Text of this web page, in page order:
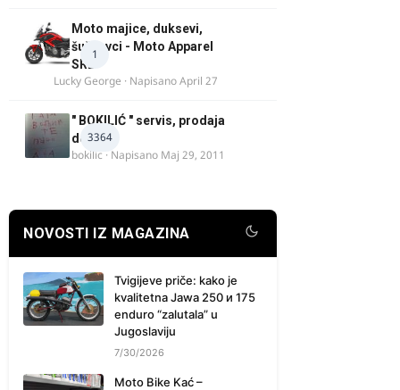
1
Moto majice, duksevi,
šuškavci - Moto Apparel
SRB
Lucky George · NapisanoApril 27
3364
" BOKILIĆ " servis, prodaja
delova
bokilic · Napisano Maj 29, 2011
NOVOSTI IZ MAGAZINA
Tvigijeve priče: kako je
kvalitetna Jawa 250 и 175
enduro “zalutala” u
Jugoslaviju
7/30/2026
Moto Bike Kać –